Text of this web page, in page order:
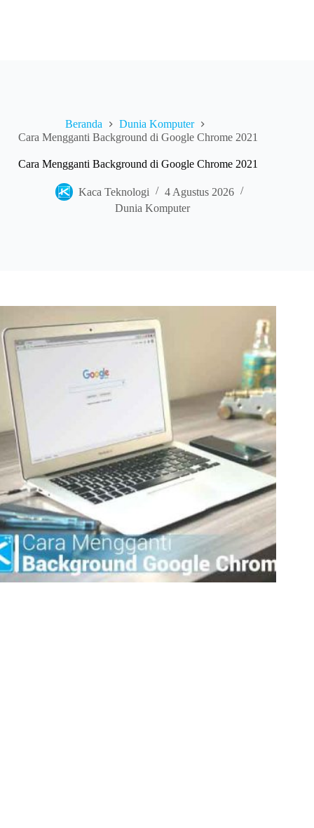
Beranda
Dunia Komputer
Cara Mengganti Background di Google Chrome 2021
Cara Mengganti Background di Google Chrome 2021
Kaca Teknologi
4 Agustus 2026
Dunia Komputer